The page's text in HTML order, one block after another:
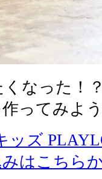
なった！
ってみよ
ズ
はこちら